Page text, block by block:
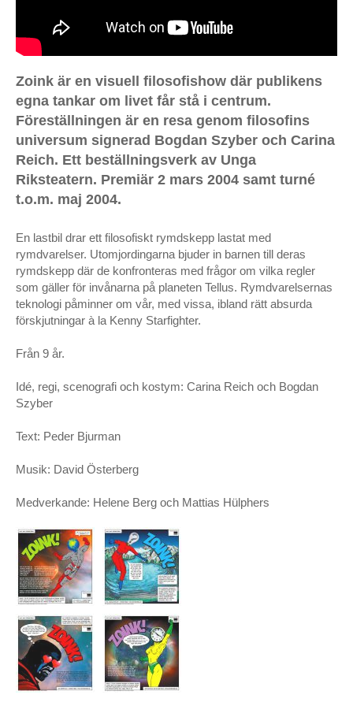
Floral Transformations – Nobelprisfesten, Stadshuset,
Stockholm
Stockholms Universitet, november 1996 & SVT mars 1997
X + Y – den grå vardagens bastarder
Reich + Szyber & Lucky People Center
Drowning Piece
Les contes d’Hoffmann (Hoffmanns äventyr),
Norrlandsoperan, Umeå.
Staden Mahagonnys uppgång och fall – opera av Bertolt
Brecht & Kurt Weill, Norrlandsoperan, Umeå
Mozarts Requiem – Göteborgsoperan
Orfeus i underjorden – Folkoperan, Stockholm
Dying for Love – Dansens hus, Stockholm
Lissabon, festivalen Orfeão de Leiria, Portugal
FÖRELÄSNING
Key note ”Academic Fraud for Dummies” på ReShaping
Work Conference, Stockholm 2020
TEATER
Ship of Fools – beställningsverk av Göteborgs Stadsteater;
premiär 26 april 2019
Zoink är en visuell filosofishow där publikens
egna tankar om livet får stå i centrum.
Föreställningen är en resa genom filosofins
universum signerad Bogdan Szyber och Carina
Reich. Ett beställningsverk av Unga
Riksteatern. Premiär 2 mars 2004 samt turné
t.o.m. maj 2004.
En lastbil drar ett filosofiskt rymdskepp lastat med
rymdvarelser. Utomjordingarna bjuder in barnen till deras
rymdskepp där de konfronteras med frågor om vilka regler
som gäller för invånarna på planeten Tellus. Rymdvarelsernas
teknologi påminner om vår, med vissa, ibland rätt absurda
förskjutningar à la Kenny Starfighter.
Från 9 år.
Idé, regi, scenografi och kostym: Carina Reich och Bogdan
Szyber
Text: Peder Bjurman
Musik: David Österberg
Medverkande: Helene Berg och Mattias Hülphers